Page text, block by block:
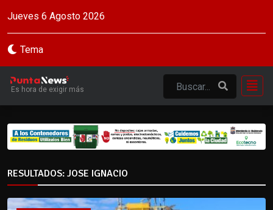
Jueves 6 Agosto 2026
Tema
Es hora de exigir más
RESULTADOS: JOSE IGNACIO